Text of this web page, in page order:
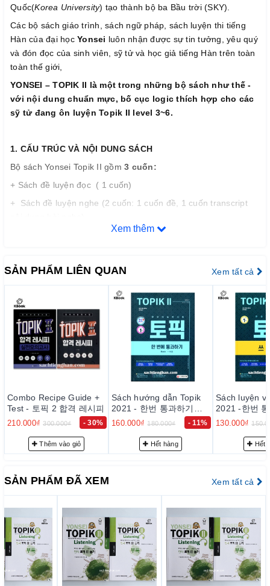
Quốc(Korea University) tạo thành bộ ba Bầu trời (SKY).
Các bộ sách giáo trình, sách ngữ pháp, sách luyện thi tiếng
Hàn của đại học Yonsei luôn nhận được sự tin tưởng, yêu quý
và đón đọc của sinh viên, sỹ tử và học giả tiếng Hàn trên toàn
toàn thế giới,
YONSEI – TOPIK II là một trong những bộ sách như thế -
với nội dung chuẩn mực, bố cục logic thích hợp cho các
sỹ tử đang ôn luyện Topik II level 3~6.
1. CẤU TRÚC VÀ NỘI DUNG SÁCH
Bộ sách Yonsei Topik II gồm 3 cuốn:
+ Sách đề luyện đọc ( 1 cuốn)
+ Sách đề luyện nghe (2 cuốn: 1 cuốn đề, 1 cuốn transcript
2 phần như sau:
PHẦN 1: Phần luyện tập
Phần luyện tập này giúp người học theo từng loại hình (유
형) câu hỏi từ 1~ 50.
Ví dụ với sách đọc có
유형 1: Câu hỏi 1~2: điền ngữ pháp phù hợp
유형 2: Câu hỏi 3~4: thay thế cụm từ gạch chân bằng
cụm từ mang ý nghĩa tương tự.
유형 3: câu hỏi 5~8: chọn đáp án phù hợp với nội dung
Mỗi loại hình (유형) sẽ có hướng dẫn kèm 5 bài mẫu để luyện
PHẦN 2: Phần thực chiến
thể “bấm đồng hồ” và thi thử
==>> Người học luyện được thêm 5 đề
Xem thêm
SẢN PHẨM LIÊN QUAN Xem tất cả
Sách hướng dẫn Topik
2021 - 한번 통과하기
Basic
160.000₫ 180.000₫ - 11%
Hết hàng
Sách luyện viết Topik
2021 -한번 통과 2021 쓰
기
130.000₫ 150.000₫ - 13%
Hết hàng
Combo
번통과 Topik
360.000₫
Hết
SẢN PHẨM ĐÃ XEM Xem tất cả